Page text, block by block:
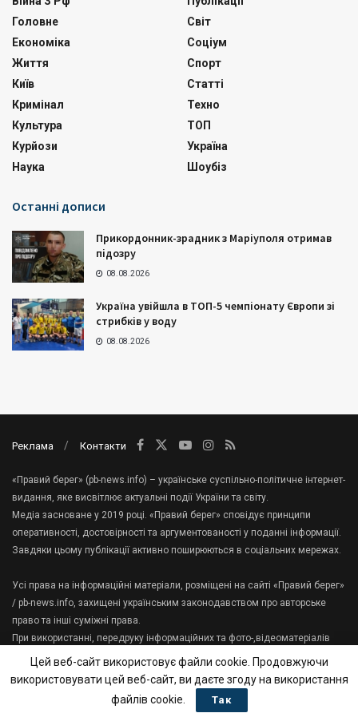
Головне
Економіка
Життя
Київ
Кримінал
Культура
Курйози
Наука
Світ
Соціум
Спорт
Статті
Техно
ТОП
Україна
Шоубіз
Останні дописи
Прикордонник-зрадник з Маріуполя отримав
підозру
08.08.2026
Україна увійшла в ТОП-5 чемпіонату Європи зі
стрибків у воду
08.08.2026
Реклама Контакти
«Правий берег» (pb-news.info) – українське суспільно-політичне інтернет-
видання, яке висвітлює актуальні події України та світу.
Медіа засноване у 2019 році. «Правий берег» сповідує принципи
оперативності, достовірності та аргументованості у поданні інформації.
Завдяки цьому публікації активно поширюються в соціальних мережах.
Усі права на інформаційні матеріали, розміщені на сайті «Правий берег»
/ pb-news.info, захищені українським законодавством про авторське
право та інші суміжні права.
При використанні, передруку інформаційних та фото-,відеоматеріалів
сайту, гіперпосилання на «Правий берег» має міститися в першому
tenews.te.ua@gmail.com
Цей веб-сайт використовує файли cookie. Продовжуючи
використовувати цей веб-сайт, ви даєте згоду на використання
файлів cookie.
Так